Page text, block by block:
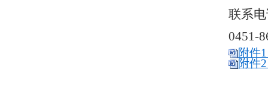
联系
0451-
附件
附件